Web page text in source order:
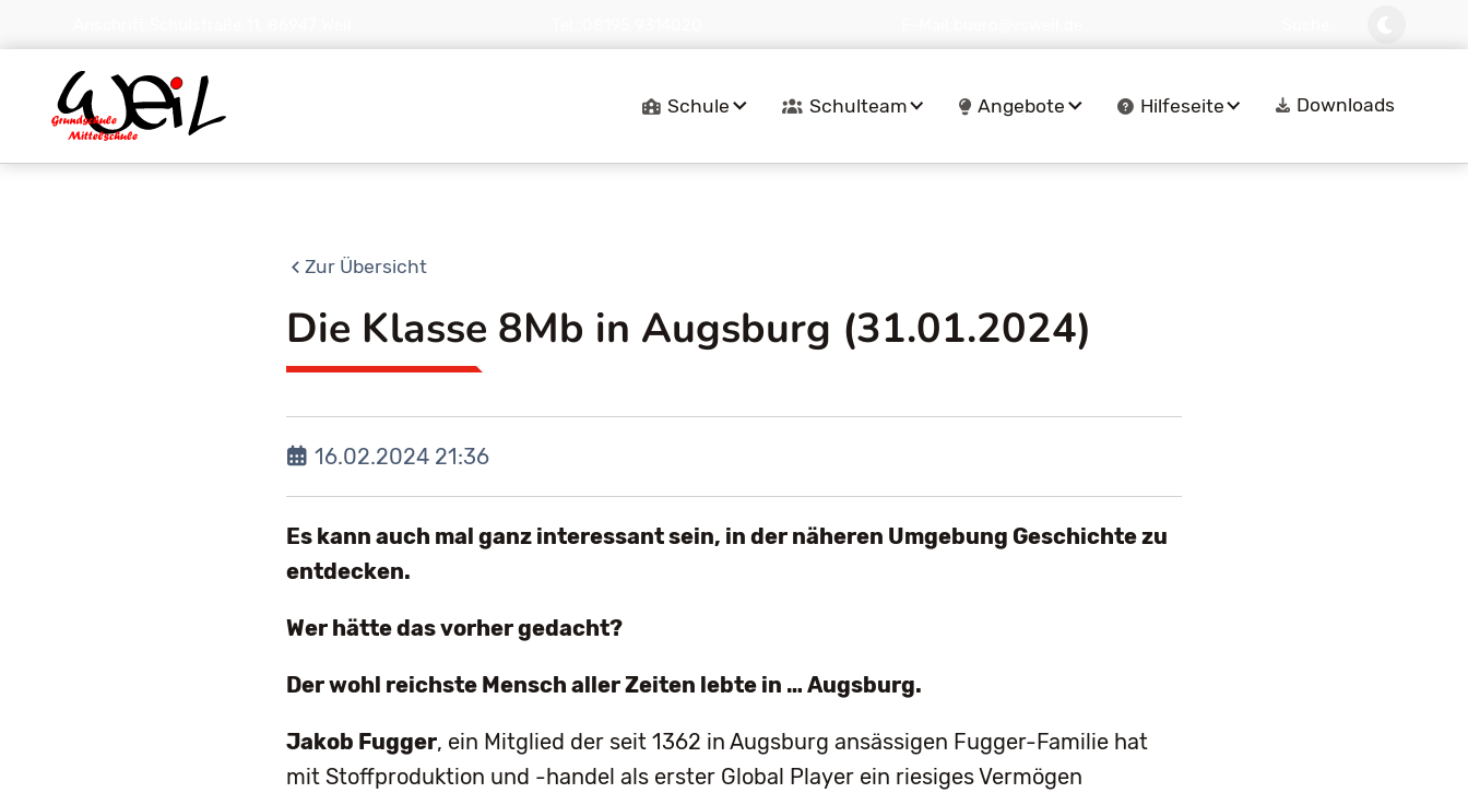
Navigation
Schule Schulteam Angebote Hilfeseite Downloads
Die Klasse 8Mb in Augsburg (31.01.2024)
16.02.2024 21:36
Es kann auch mal ganz interessant sein, in der näheren Umgebung Geschichte zu
entdecken.
Wer hätte das vorher gedacht?
Der wohl reichste Mensch aller Zeiten lebte in … Augsburg.
Jakob Fugger, ein Mitglied der seit 1362 in Augsburg ansässigen Fugger-Familie hat
mit Stoffproduktion und -handel als erster Global Player ein riesiges Vermögen
Zur Übersicht